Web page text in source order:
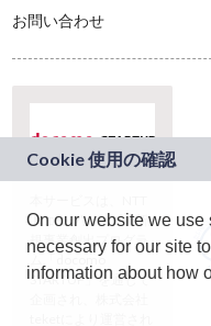
お問い合わせ
ドコモグループの新
規事業創出プログラ
ム「docomo
STARTUP」を通じて
On our website we
necessary for our site
information about how